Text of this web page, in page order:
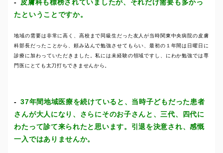
皮膚科も標榜されていましたが、それだけ需要も多かっ
たということですか。
地域の需要は非常に高く、高校まで同級生だった友人が当時関東中央病院の皮膚
科部長だったことから、頼み込んで勉強させてもらい、最初の１年間は日曜日に
診療に加わっていただきました。私には未経験の領域ですし、にわか勉強では専
門医にとても太刀打ちできませんから。
37年間地域医療を続けていると、当時子どもだった患者
さんが大人になり、さらにそのお子さんと、三代、四代に
わたって診て来られたと思います。引退を決意され、感慨
一入ではありませんか。